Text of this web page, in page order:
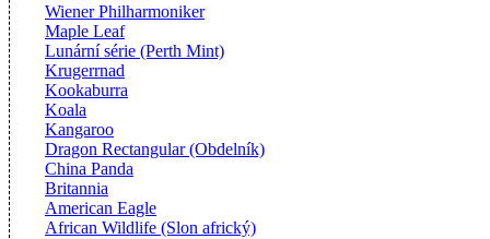
Wiener Philharmoniker
Maple Leaf
Lunární série (Perth Mint)
Krugerrnad
Kookaburra
Koala
Kangaroo
Dragon Rectangular (Obdelník)
China Panda
Britannia
American Eagle
African Wildlife (Slon africký)